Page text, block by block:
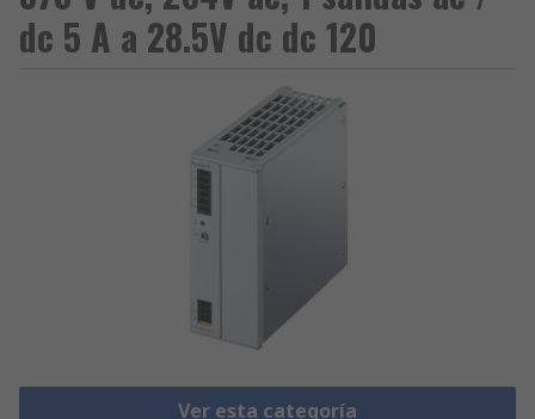
dc 5 A a 28.5V dc dc 120
Ver esta categoría